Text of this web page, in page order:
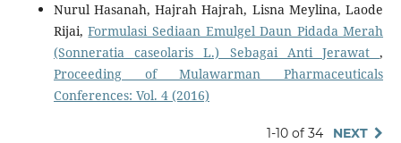
Nurul Hasanah, Hajrah Hajrah, Lisna Meylina, Laode
Rijai,Formulasi Sediaan Emulgel Daun Pidada Merah
(Sonneratia caseolaris L.) Sebagai Anti Jerawat,
Proceeding of Mulawarman Pharmaceuticals
Conferences: Vol. 4 (2016)
1-10 of 34 NEXT